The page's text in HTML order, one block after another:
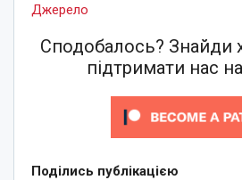
Джерело
Сподобалось? Знайди
підтримати нас
Поділись публікацією